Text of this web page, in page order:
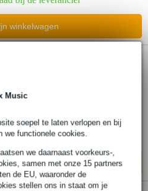
Music
soepel te laten verlopen en bij
we functionele cookies.
we daarnaast voorkeurs-,
samen met onze 15 partners
de EU, waaronder de
stellen ons in staat om je
winkelwagen
bij de leverancier
winkelwagen